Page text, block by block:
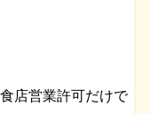
店営業許可だけで